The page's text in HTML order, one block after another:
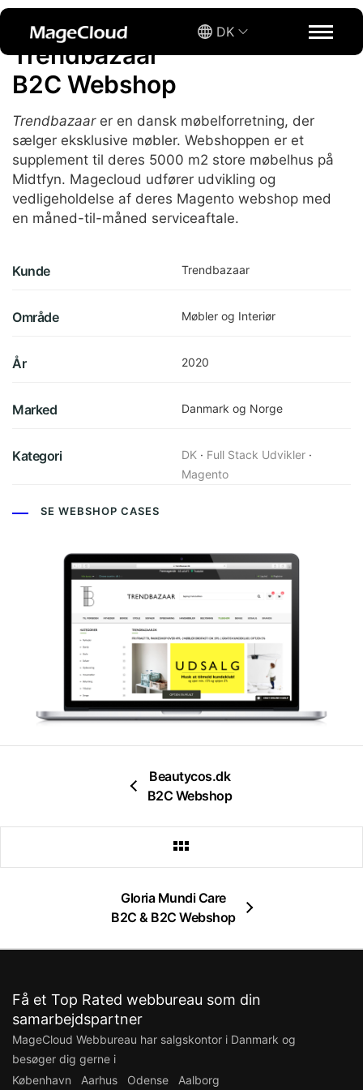
DK
Trendbazaar
B2C Webshop
Trendbazaarer en dansk møbelforretning, der
sælger eksklusive møbler. Webshoppen er et
supplement til deres 5000 m2 store møbelhus på
Midtfyn. Magecloud udfører udvikling og
vedligeholdelse af deres Magento webshop med
en måned-til-måned serviceaftale.
Kunde Trendbazaar
Område Møbler og Interiør
År 2020
Marked Danmark og Norge
Kategori DK · Full Stack Udvikler ·
Magento
SE WEBSHOP CASES
Beautycos.dk
B2C Webshop
Gloria Mundi Care
B2C & B2C Webshop
Få et Top Rated webbureau som din
samarbejdspartner
MageCloud Webbureau har salgskontor i Danmark og
besøger dig gerne i
København
Aarhus Odense Aalborg